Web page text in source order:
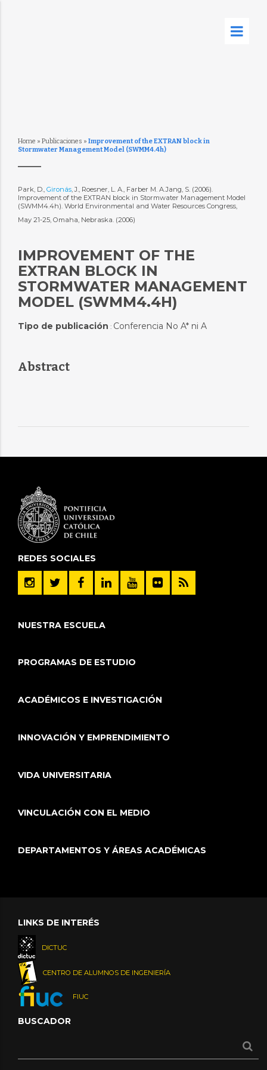
Home » Publicaciones » Improvement of the EXTRAN block in
Stormwater Management Model (SWMM4.4h)
Park, D., Gironás, J., Roesner, L. A., Farber M. A.Jang, S. (2006).
Improvement of the EXTRAN block in Stormwater Management Model
(SWMM4.4h). World Environmental and Water Resources Congress,
May 21-25, Omaha, Nebraska. (2006)
IMPROVEMENT OF THE
EXTRAN BLOCK IN
STORMWATER MANAGEMENT
MODEL (SWMM4.4H)
Tipo de publicación : Conferencia No A* ni A
Abstract
REDES SOCIALES
NUESTRA ESCUELA
PROGRAMAS DE ESTUDIO
ACADÉMICOS E INVESTIGACIÓN
INNOVACIÓN Y EMPRENDIMIENTO
VIDA UNIVERSITARIA
VINCULACIÓN CON EL MEDIO
DEPARTAMENTOS Y ÁREAS ACADÉMICAS
LINKS DE INTERÉS
DICTUC
CENTRO DE ALUMNOS DE INGENIERÍA
FIUC
BUSCADOR